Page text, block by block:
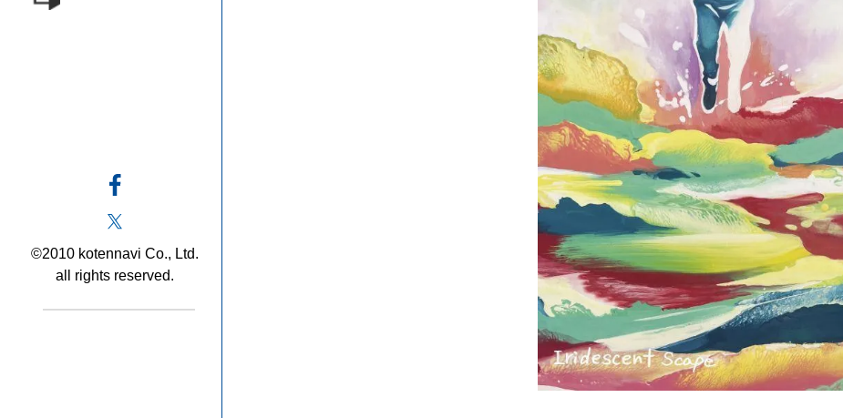
©2010 kotennavi Co., Ltd.
all rights reserved.